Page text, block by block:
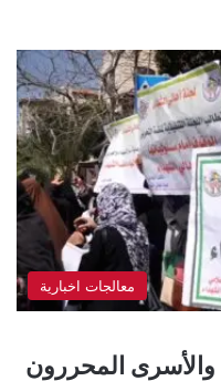
معالجات اخبارية
المحررون